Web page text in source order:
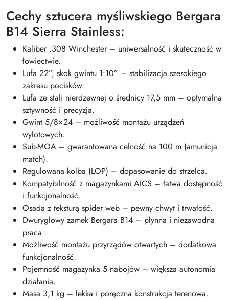
Cechy sztucera myśliwskiego Bergara
B14 Sierra Stainless:
Kaliber .308 Winchester – uniwersalność i skuteczność w
łowiectwie.
Lufa 22”, skok gwintu 1:10” – stabilizacja szerokiego
zakresu pocisków.
Lufa ze stali nierdzewnej o średnicy 17,5 mm – optymalna
sztywność i precyzja.
Gwint 5/8×24 – możliwość montażu urządzeń
wylotowych.
Sub-MOA – gwarantowana celność na 100 m (amunicja
match).
Regulowana kolba (LOP) – dopasowanie do strzelca.
Kompatybilność z magazynkami AICS – łatwa dostępność
i funkcjonalność.
Osada z teksturą spider web – pewny chwyt i trwałość.
Dwuryglowy zamek Bergara B14 – płynna i niezawodna
praca.
Możliwość montażu przyrządów otwartych – dodatkowa
funkcjonalność.
Pojemność magazynka 5 nabojów – większa autonomia
działania.
Masa 3,1 kg – lekka i poręczna konstrukcja terenowa.